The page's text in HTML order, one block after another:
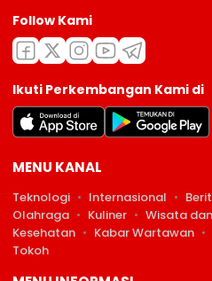
Follow Kami
Ikuti Perkembangan Kami di
MENU KANAL
Teknologi Internasional
Olahraga
Kuliner Wisata
Kesehatan
Kabar Wartawan
Tokoh